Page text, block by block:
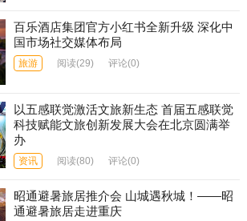
百乐酒店集团官方小红书全新升级 深化中
国市场社交媒体布局
旅游 阅读(29) 评论(0)
以五感联觉激活文旅新生态 首届五感联觉
科技赋能文旅创新发展大会在北京圆满举
办
资讯 阅读(80) 评论(0)
昭通避暑旅居推介会 山城遇秋城！——昭
通避暑旅居走进重庆